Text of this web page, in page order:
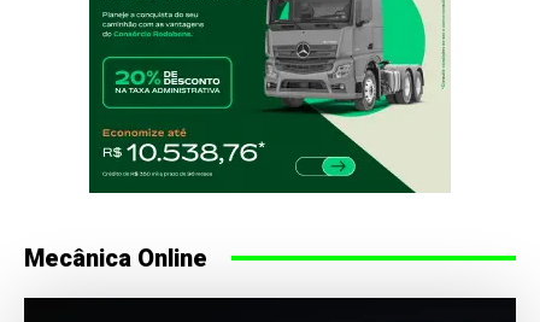
Mecânica Online